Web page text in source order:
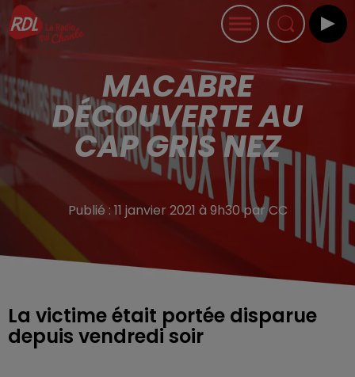
MACABRE
DÉCOUVERTE AU
CAP GRIS NEZ
Publié : 11 janvier 2021 à 9h30 par CC
La victime était portée disparue
depuis vendredi soir